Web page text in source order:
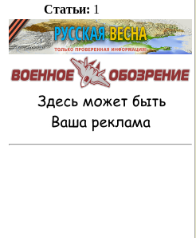
Статьи: 1